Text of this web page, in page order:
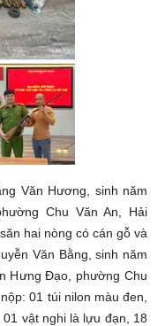
Văn Hương, sinh năm
Chu Văn An, Hải
hai nòng có cán gỗ và
Văn Bằng, sinh năm
Hưng Đạo, phường Chu
01 túi nilon màu đen,
vật nghi là lựu đạn, 18